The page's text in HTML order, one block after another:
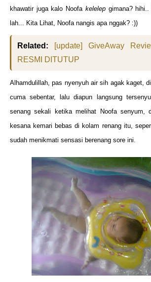
khawatir juga kalo Noofa kelelepgimana?
lah... Kita Lihat, Noofa nangis apa nggak? :))
Related:
[update] GiveAway
RESMI DITUTUP
Alhamdulillah, pas nyenyuh air sih agak kaget,
cuma sebentar, lalu diapun langsung
senang sekali ketika melihat Noofa senyum,
kesana kemari bebas di kolam renang itu,
sudah menikmati sensasi berenang sore ini.